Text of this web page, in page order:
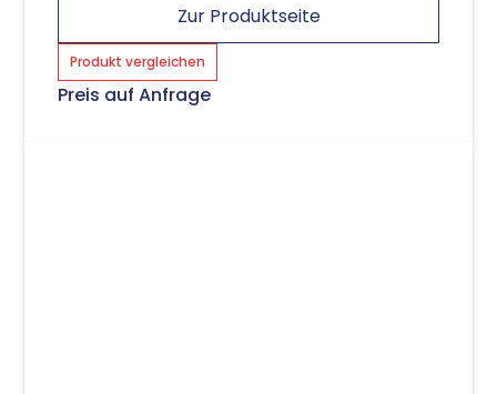
Zur Produktseite
Produkt vergleichen
Preis auf Anfrage